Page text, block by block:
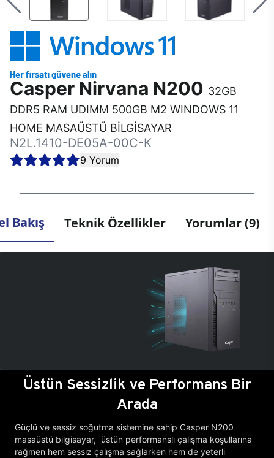
Casper Nirvana N200 32GB
DDR5 RAM UDIMM 500GB M2 WINDOWS 11
HOME MASAÜSTÜ BİLGİSAYAR
N2L.1410-DE05A-00C-K
9 Yorum
Bakış Teknik Özellikler Yorumlar (9)
Üstün Sessizlik ve Performans Bir
Arada
Güçlü ve sessiz soğutma sistemine sahip Casper N200
masaüstü bilgisayar, üstün performanslı çalışma koşullarına
rağmen hem sessiz çalışma sağlarken hem de yeterli